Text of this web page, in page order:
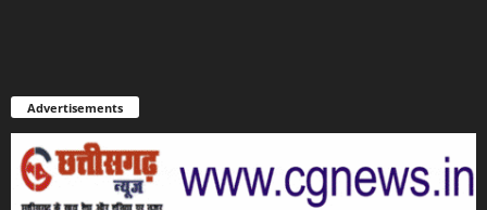
Advertisements